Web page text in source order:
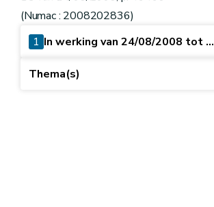
(Numac : 2008202836)
1 In werking van 24/08/2008 tot ...
Thema(s)